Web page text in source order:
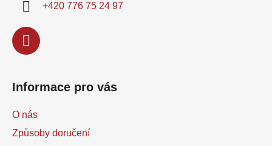
+420 776 75 24 97
Informace pro vás
O nás
Způsoby doručení